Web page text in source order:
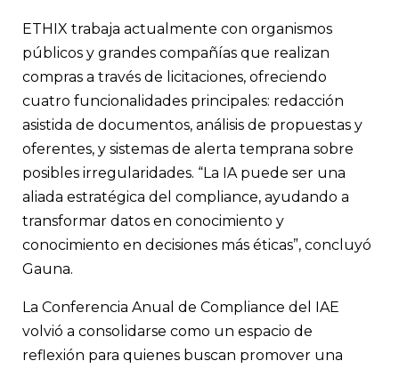
ETHIX trabaja actualmente con organismos
públicos y grandes compañías que realizan
compras a través de licitaciones, ofreciendo
cuatro funcionalidades principales: redacción
asistida de documentos, análisis de propuestas y
oferentes, y sistemas de alerta temprana sobre
posibles irregularidades. “La IA puede ser una
aliada estratégica del compliance, ayudando a
transformar datos en conocimiento y
conocimiento en decisiones más éticas”, concluyó
Gauna.
La Conferencia Anual de Compliance del IAE
volvió a consolidarse como un espacio de
reflexión para quienes buscan promover una